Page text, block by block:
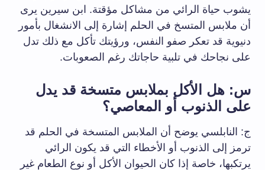
يشوب حياة الرائي من مشاكل مؤقتة. ابن سيرين يرى
أن ملابس المتسخ في الحلم إشارة إلى الانشغال بأمور
دنيوية قد تعكر صفو النفس، ورؤيتك تأكل مع ذلك تدل
على نجاحك في تلبية حاجاتك رغم الصعوبات.
س: هل الأكل بملابس متسخة قد يدل
على الذنوب أو المعاصي؟
ج: النابلسي يوضح أن الملابس المتسخة في الحلم قد
ترمز إلى الذنوب أو الأخطاء التي قد يكون الرائي
يرتكبها، خاصة إذا كان الحيوان الأكل أو نوع الطعام غير